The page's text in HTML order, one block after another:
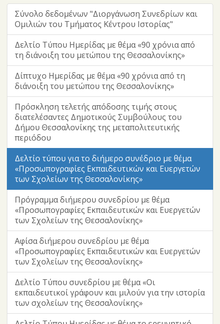
Σύνολο δεδομένων "Διοργάνωση Συνεδρίων και
Ομιλιών του Τμήματος Κέντρου Ιστορίας"
Δελτίο Τύπου Ημερίδας με θέμα «90 χρόνια από
τη διάνοιξη του μετώπου της Θεσσαλονίκης»
Δίπτυχο Ημερίδας με θέμα «90 χρόνια από τη
διάνοιξη του μετώπου της Θεσσαλονίκης»
Πρόσκληση τελετής απόδοσης τιμής στους
διατελέσαντες Δημοτικούς Συμβούλους του
Δήμου Θεσσαλονίκης της μεταπολιτευτικής
περιόδου
Δελτίο τύπου για το διήμερο συνέδριο με θέμα
«Προσωπογραφίες Εκπαιδευτικών και Ευεργετών
των Σχολείων της Θεσσαλονίκης»
Πρόγραμμα διήμερου συνεδρίου με θέμα
«Προσωπογραφίες Εκπαιδευτικών και Ευεργετών
των Σχολείων της Θεσσαλονίκης»
Αφίσα διήμερου συνεδρίου με θέμα
«Προσωπογραφίες Εκπαιδευτικών και Ευεργετών
των Σχολείων της Θεσσαλονίκης»
Δελτίο Τύπου συνεδρίου με θέμα «Οι
εκπαιδευτικοί γράφουν και μιλούν για την ιστορία
των σχολείων της Θεσσαλονίκης»